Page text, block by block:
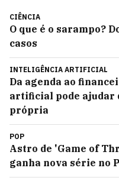
CIÊNCIA
O que é o sarampo?
casos
INTELIGÊNCIA ARTIFICIAL
Da agenda ao
artificial pode ajudar
própria
POP
Astro de 'Game of
ganha nova série no